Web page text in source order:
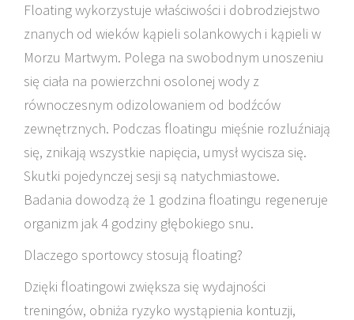
Floating wykorzystuje właściwości i dobrodziejstwo
znanych od wieków kąpieli solankowych i kąpieli w
Morzu Martwym. Polega na swobodnym unoszeniu
się ciała na powierzchni osolonej wody z
równoczesnym odizolowaniem od bodźców
zewnętrznych. Podczas floatingu mięśnie rozluźniają
się, znikają wszystkie napięcia, umysł wycisza się.
Skutki pojedynczej sesji są natychmiastowe.
Badania dowodzą że 1 godzina floatingu regeneruje
organizm jak 4 godziny głębokiego snu.
Dlaczego sportowcy stosują floating?
Dzięki floatingowi zwiększa się wydajności
treningów, obniża ryzyko wystąpienia kontuzji,